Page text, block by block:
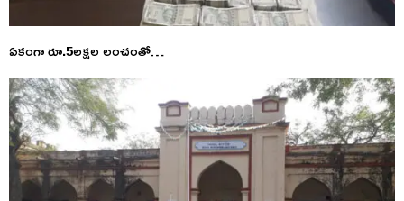
ఏకంగా రూ.5లక్షల లంచంతో…